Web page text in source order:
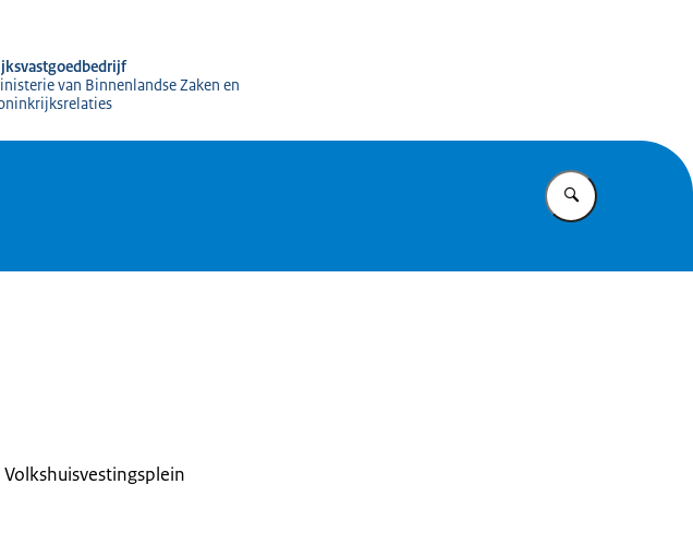
van Binnenlandse Zaken en
Vul in wat u